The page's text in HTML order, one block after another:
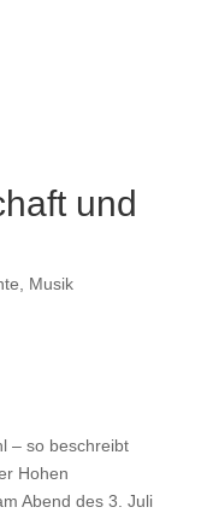
und
Musik
– so beschreibt
Hohen
Abend des 3. Juli